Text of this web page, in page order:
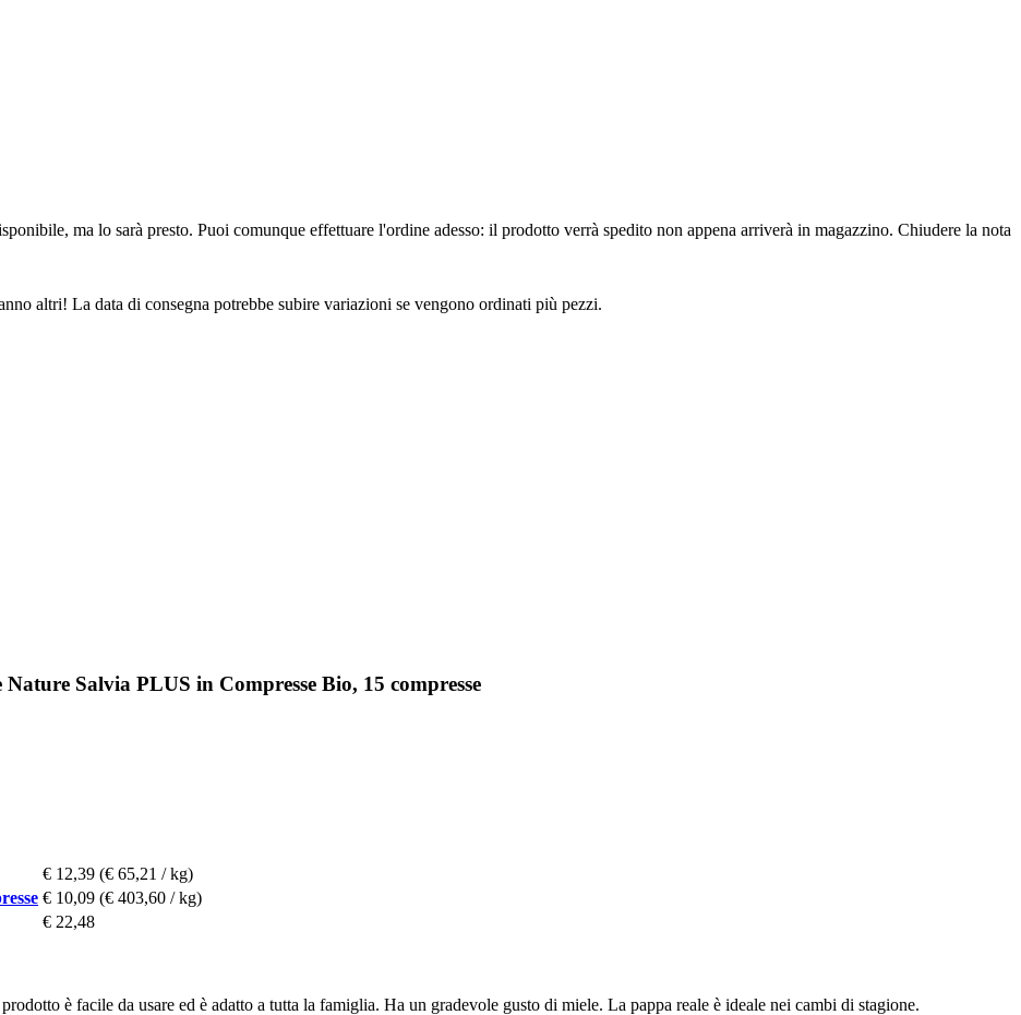
ma lo sarà presto. Puoi comunque effettuare l'ordine adesso: il prodotto verrà spedito non appena arriverà in magazzino. Chiudere la nota
altri! La data di consegna potrebbe subire variazioni se vengono ordinati più pezzi.
Salvia PLUS in Compresse Bio, 15 compresse
€ 12,39 (€ 65,21 / kg)
€ 10,09 (€ 403,60 / kg)
€ 22,48
è facile da usare ed è adatto a tutta la famiglia. Ha un gradevole gusto di miele. La pappa reale è ideale nei cambi di stagione.